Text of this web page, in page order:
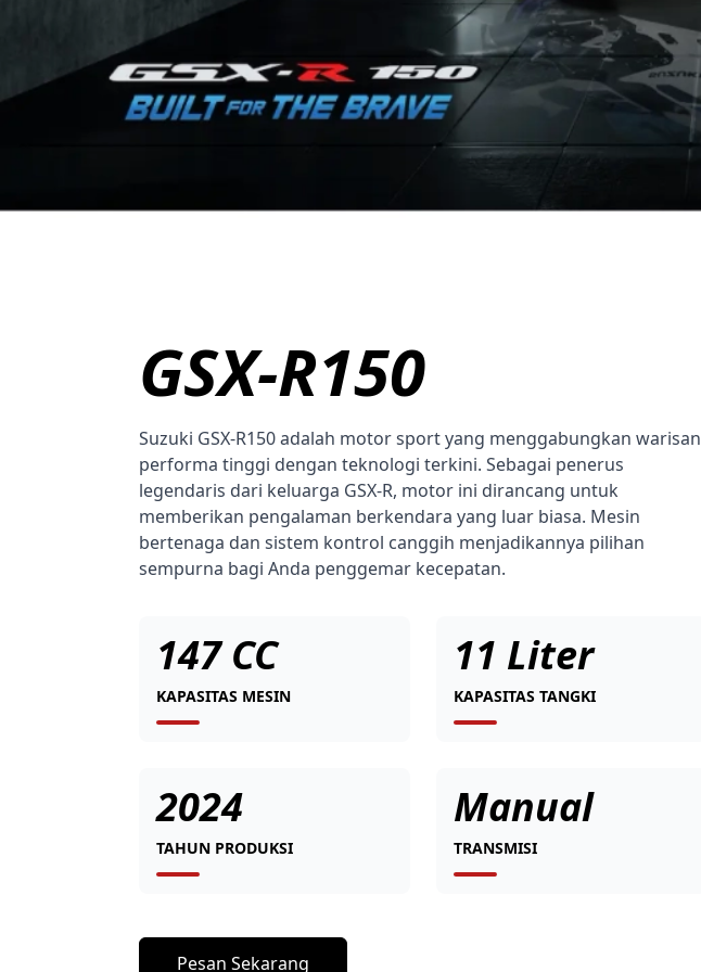
GSX-R150
Suzuki GSX-R150 adalah motor sport yang menggabungkan warisan
performa tinggi dengan teknologi terkini. Sebagai penerus
legendaris dari keluarga GSX-R, motor ini dirancang untuk
memberikan pengalaman berkendara yang luar biasa. Mesin
bertenaga dan sistem kontrol canggih menjadikannya pilihan
sempurna bagi Anda penggemar kecepatan.
147 CC
KAPASITAS MESIN
11 Liter
KAPASITAS TANGKI
2024
TAHUN PRODUKSI
Manual
TRANSMISI
Pesan Sekarang